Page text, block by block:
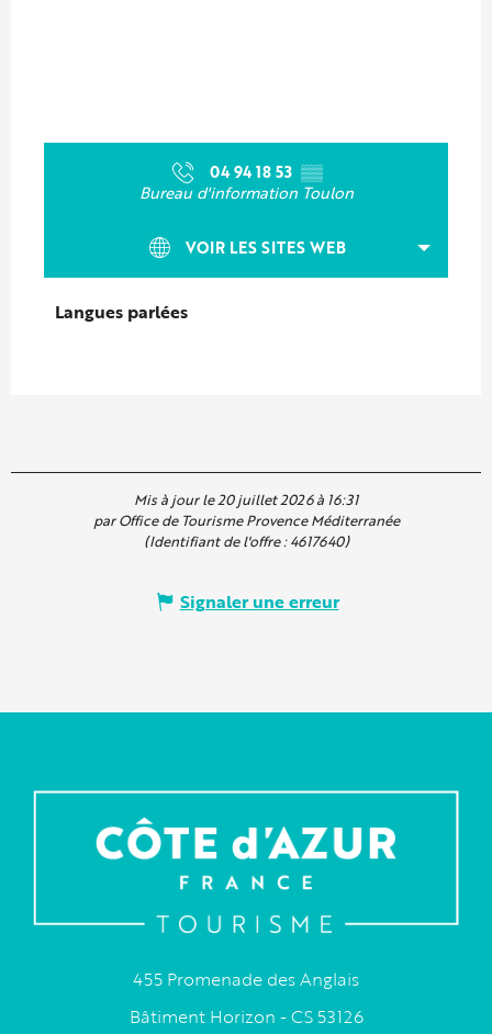
04 94 18 53 ▒▒
Bureau d'information Toulon
VOIR LES SITES WEB
Langues parlées
Langues parlées
Mis à jour le 20 juillet 2026 à 16:31
par Office de Tourisme Provence Méditerranée
(Identifiant de l'offre :4617640)
Signaler une erreur
455 Promenade des Anglais
Bâtiment Horizon - CS 53126